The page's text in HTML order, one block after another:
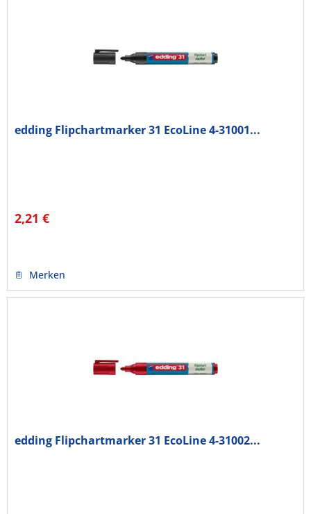
edding Flipchartmarker 31 EcoLine 4-31001...
2,21 €
Merken
edding Flipchartmarker 31 EcoLine 4-31002...